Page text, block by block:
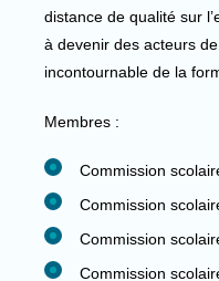
distance de qualité sur
à devenir des acteurs
incontournable de la
Membres :
Commission
Commission
Commission
Commission